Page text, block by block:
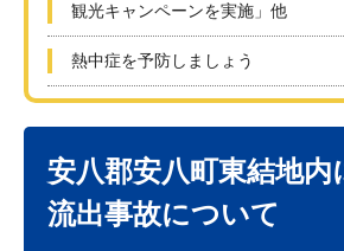
観光キャンペーンを実施」他
熱中症を予防しましょう
安八郡安八町東結地内
流出事故について